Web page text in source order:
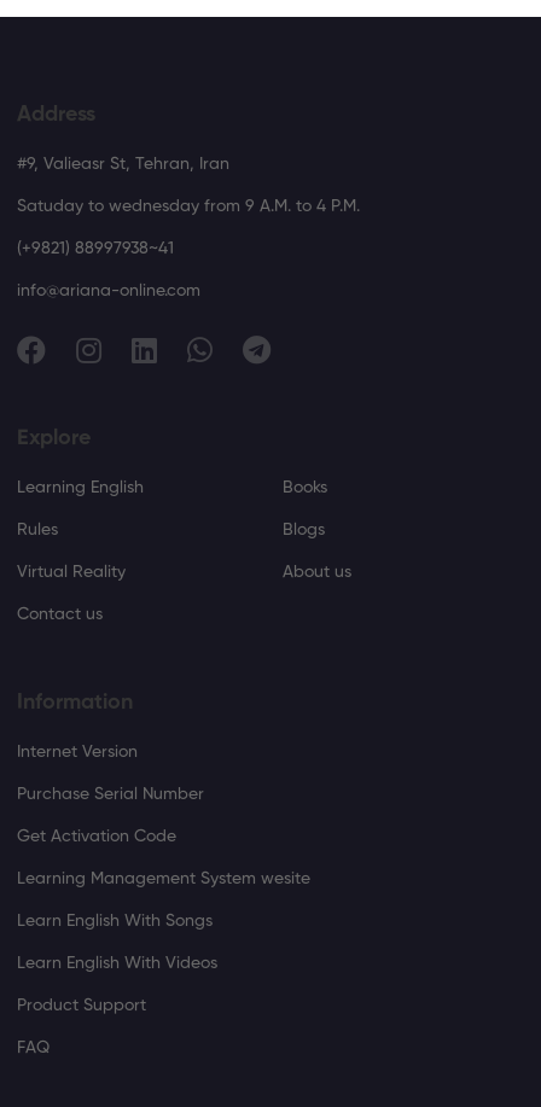
Address
#9, Valieasr St, Tehran, Iran
Satuday to wednesday from 9 A.M. to 4 P.M.
(+9821) 88997938~41
info@ariana-online.com
Explore
Learning English Books
Rules Blogs
Virtual Reality About us
Contact us
Information
Internet Version
Purchase Serial Number
Get Activation Code
Learning Management System wesite
Learn English With Songs
Learn English With Videos
Product Support
FAQ